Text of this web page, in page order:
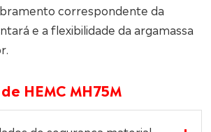
correspondente da
e a flexibilidade da argamassa
HEMC MH75M